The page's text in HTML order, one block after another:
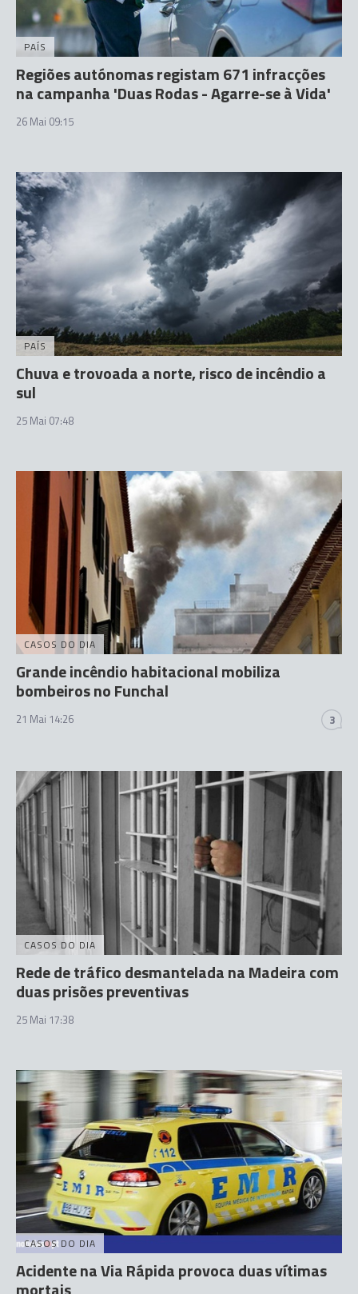
PAÍS
Regiões autónomas registam 671 infracções
na campanha 'Duas Rodas - Agarre-se à Vida'
26 Mai 09:15
PAÍS
Chuva e trovoada a norte, risco de incêndio a
sul
25 Mai 07:48
CASOS DO DIA
Grande incêndio habitacional mobiliza
bombeiros no Funchal
21 Mai 14:26 3
CASOS DO DIA
Rede de tráfico desmantelada na Madeira com
duas prisões preventivas
25 Mai 17:38
CASOS DO DIA
Acidente na Via Rápida provoca duas vítimas